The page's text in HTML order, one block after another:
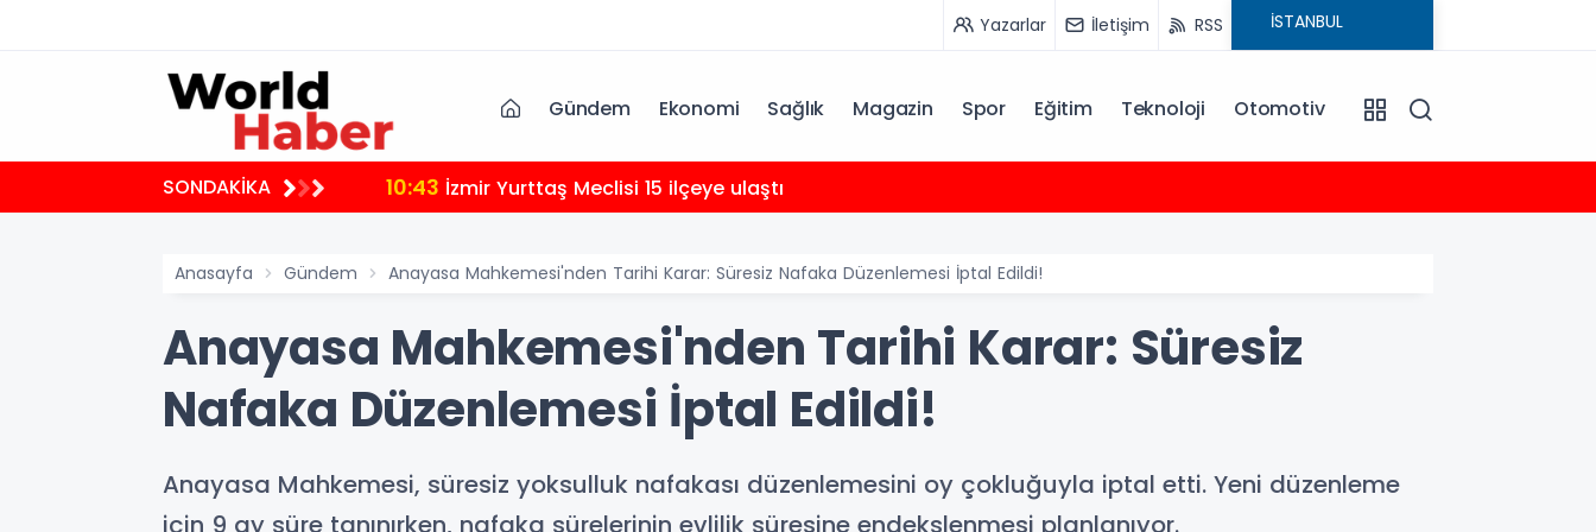
Yazarlar İletişim RSS
Gündem Ekonomi Sağlık Magazin Spor Eğitim Teknoloji Otomotiv
SONDAKİKA 10:43 İzmir Yurttaş Meclisi 15 ilçeye ulaştı
Anasayfa Gündem Anayasa Mahkemesi'nden Tarihi Karar: Süresiz Nafaka Düzenlemesi İptal Edildi!
Anayasa Mahkemesi'nden Tarihi Karar: Süresiz
Nafaka Düzenlemesi İptal Edildi!
Anayasa Mahkemesi, süresiz yoksulluk nafakası düzenlemesini oy çokluğuyla iptal etti. Yeni düzenleme
için 9 ay süre tanınırken, nafaka sürelerinin evlilik süresine endekslenmesi planlanıyor.